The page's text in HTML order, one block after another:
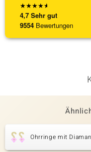
★★★★★
4,7 Sehr gut
9554 Bewertungen
Ohrringe mit